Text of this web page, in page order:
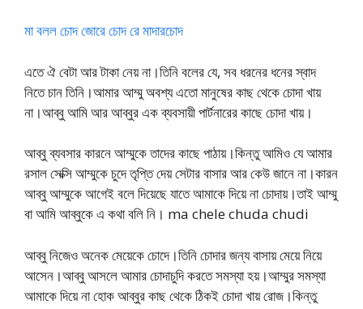
মা বলল চোদ জোরে চোদ রে মাদারচোদ
এতে ঐ বেটা আর টাকা নেয় না।তিনি বলের যে, সব ধরনের ধনের স্বাদ
নিতে চান তিনি।আমার আম্মু অবশ্য এতো মানুষের কাছ থেকে চোদা খায়
না।আব্বু আমি আর আব্বুর এক ব্যবসায়ী পার্টনারের কাছে চোদা খায়।
আব্বু ব্যবসার কারনে আম্মুকে তাদের কাছে পাঠায়।কিন্তু আমিও যে আমার
রসাল সেক্সি আম্মুকে চুদে তৃপ্তি দেয় সেটার বাসার আর কেউ জানে না।কারন
আব্বু আম্মুকে আগেই বলে দিয়েছে যাতে আমাকে দিয়ে না চোদায়।তাই আম্মু
বা আমি আব্বুকে এ কথা বলি নি। ma chele chuda chudi
আব্বু নিজেও অনেক মেয়েকে চোদে।তিনি চোদার জন্য বাসায় মেয়ে নিয়ে
আসেন।আব্বু আসলে আমার চোদাচুদি করতে সমস্যা হয়।আম্মুর সমস্যা
আমাকে দিয়ে না হোক আব্বুর কাছ থেকে ঠিকই চোদা খায় রোজ।কিন্তু